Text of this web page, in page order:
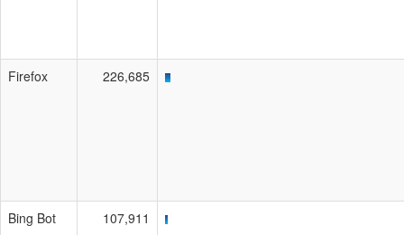
Firefox 226,685
Bing Bot 107,911